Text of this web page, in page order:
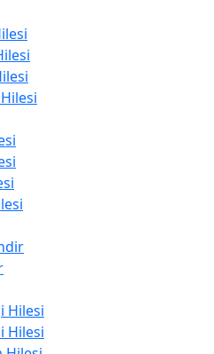
Hilesi
Hilesi